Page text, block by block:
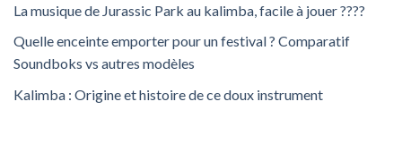
La musique de Jurassic Park au kalimba, facile à jouer ????
Quelle enceinte emporter pour un festival ? Comparatif
Soundboks vs autres modèles
Kalimba : Origine et histoire de ce doux instrument